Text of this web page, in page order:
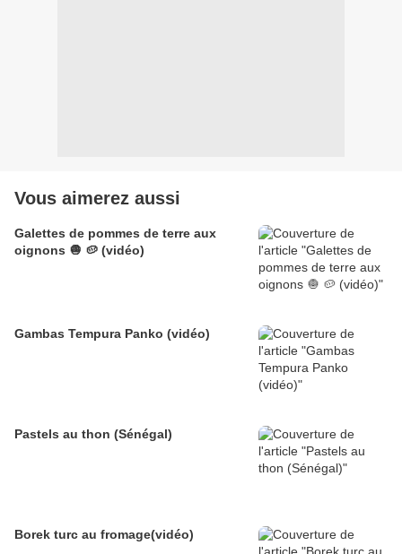
Vous aimerez aussi
Galettes de pommes de terre aux
oignons 🧅 🥔 (vidéo)
Gambas Tempura Panko (vidéo)
Pastels au thon (Sénégal)
Borek turc au fromage(vidéo)